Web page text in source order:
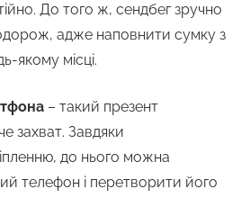
До того ж, сендбег зручно
адже наповнити сумку з
якому місці.
– такий презент
захват. Завдяки
до нього можна
телефон і перетворити його